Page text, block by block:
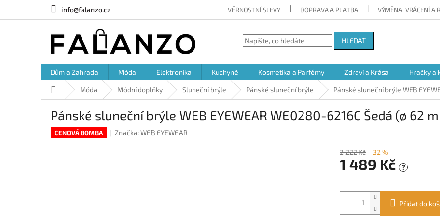
info@falanzo.cz VĚRNOSTNÍ SLEVY DOPRAVA A PLATBA VÝMĚNA, VRÁCENÍ A
HLEDAT
Dům a Zahrada Móda Elektronika Kuchyně Kosmetika a Parfémy Zdraví a Krása Hračky a
Domů Móda Módní doplňky Sluneční brýle Pánské sluneční brýle Pánské sluneční brýle WEB
Pánské sluneční brýle WEB EYEWEAR WE0280-6216C Šedá (ø 62
CENOVÁ BOMBA Značka:WEB EYEWEAR
2 222 Kč –32 %
1 489 Kč ?
cena:
Přidat do